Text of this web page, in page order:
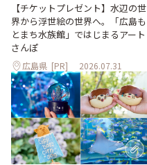
【チケットプレゼント】水辺の世
界から浮世絵の世界へ。「広島も
とまち水族館」ではじまるアート
さんぽ
広島県 [PR] 2026.07.31